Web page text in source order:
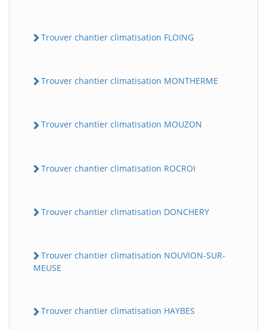
Trouver chantier climatisation FLOING
Trouver chantier climatisation MONTHERME
Trouver chantier climatisation MOUZON
Trouver chantier climatisation ROCROI
Trouver chantier climatisation DONCHERY
Trouver chantier climatisation NOUVION-SUR-
MEUSE
Trouver chantier climatisation HAYBES